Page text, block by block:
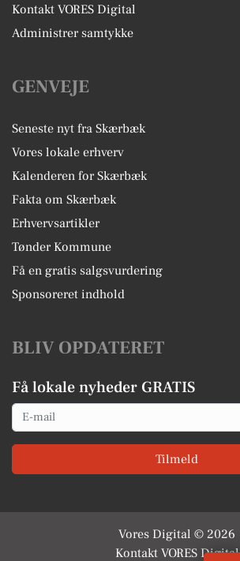
Kontakt VORES Digital
Administrer samtykke
GENVEJE
Seneste nyt fra Skærbæk
Vores lokale erhverv
Kalenderen for Skærbæk
Fakta om Skærbæk
Erhvervsartikler
Tønder Kommune
Få en gratis salgsvurdering
Sponsoreret indhold
BLIV OPDATERET
Få lokale nyheder GRATIS
Email
Tilmeld
Vores Digital © 2026
Kontakt VORES Digital